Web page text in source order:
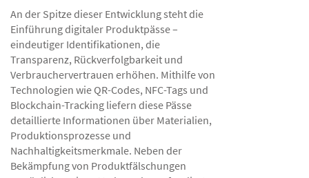
An der Spitze dieser Entwicklung steht die
Einführung digitaler Produktpässe –
eindeutiger Identifikationen, die
Transparenz, Rückverfolgbarkeit und
Verbrauchervertrauen erhöhen. Mithilfe von
Technologien wie QR-Codes, NFC-Tags und
Blockchain-Tracking liefern diese Pässe
detaillierte Informationen über Materialien,
Produktionsprozesse und
Nachhaltigkeitsmerkmale. Neben der
Bekämpfung von Produktfälschungen